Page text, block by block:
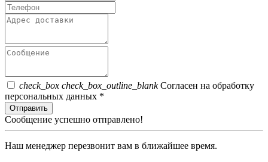
check_box check_box_outline_blankСогласен на обработку
персональных данных *
Отправить
Сообщение успешно отправлено!
Наш менеджер перезвонит вам в ближайшее время.